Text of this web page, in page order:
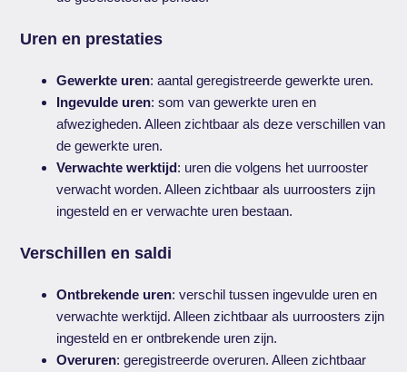
Uren en prestaties
Gewerkte uren: aantal geregistreerde gewerkte uren.
Ingevulde uren: som van gewerkte uren en
afwezigheden. Alleen zichtbaar als deze verschillen van
de gewerkte uren.
Verwachte werktijd: uren die volgens het uurrooster
verwacht worden. Alleen zichtbaar als uurroosters zijn
ingesteld en er verwachte uren bestaan.
Verschillen en saldi
Ontbrekende uren: verschil tussen ingevulde uren en
verwachte werktijd. Alleen zichtbaar als uurroosters zijn
ingesteld en er ontbrekende uren zijn.
Overuren: geregistreerde overuren. Alleen zichtbaar